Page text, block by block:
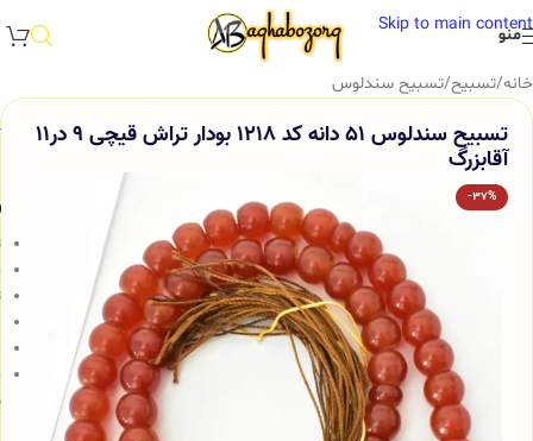
Skip to main content
منو
خانه/تسبیح/تسبیح سندلوس
تسبیح سندلوس 51 دانه کد 1218 بودار تراش قیچی 9 در11
آقابزرگ
-37%